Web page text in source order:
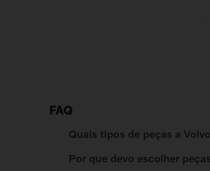
FAQ
Quais tipos de peças a
Por que devo escolher